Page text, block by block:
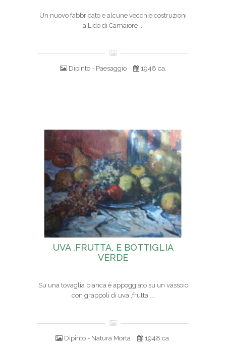
Un nuovo fabbricato e alcune vecchie costruzioni
a Lido di Camaiore ...
Dipinto - Paesaggio 1948 ca.
UVA ,FRUTTA, E BOTTIGLIA
VERDE
Su una tovaglia bianca è appoggiato su un vassoio
con grappoli di uva ,frutta ...
Dipinto - Natura Morta 1948 ca.